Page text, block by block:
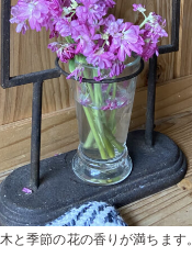
木と季節の花の香りが満ちます。